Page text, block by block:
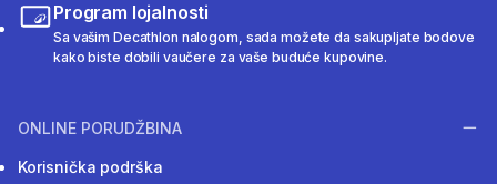
Program lojalnosti
Sa vašim Decathlon nalogom, sada možete da sakupljate bodove
kako biste dobili vaučere za vaše buduće kupovine.
ONLINE PORUDŽBINA
Korisnička podrška